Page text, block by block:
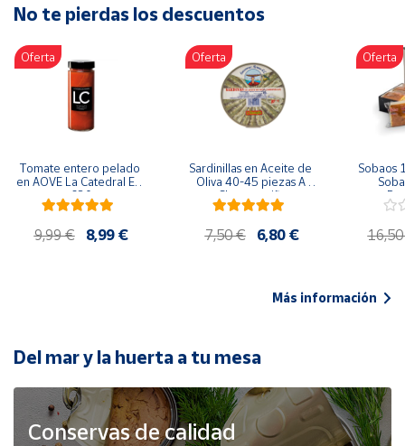
Artesanía
Oficina y
Papelería
Para Canarias,
Ceuta y Melilla
populares
Bono
Cultural
de Correos
Market
Productos
Solidarios
No te pierdas los descuentos
Oferta
Tomate entero pelado
en AOVE La Catedral ER-
630
9,99 € 8,99 €
Oferta
Sardinillas en Aceite de
Oliva 40-45 piezas A
Churrusquiña
7,50 € 6,80 €
Oferta
Sobaos
Más información
Del mar y la huerta a tu mesa
Conservas de calidad